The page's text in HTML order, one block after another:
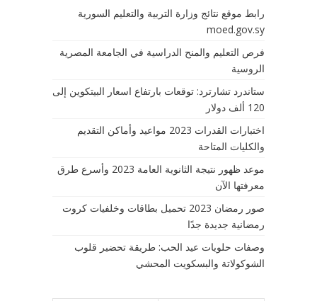
رابط موقع نتائج وزارة التربية والتعليم السورية
moed.gov.sy
فرص التعليم والمنح الدراسية في الجامعة المصرية
الروسية
ستاندرد تشارترد: توقعات بارتفاع اسعار البيتكوين إلى
120 ألف دولار
اختبارات القدرات 2023 مواعيد وأماكن التقديم
والكليات المتاحة
موعد ظهور نتيجة الثانوية العامة 2023 وأسرع طرق
معرفتها الآن
صور رمضان 2023 تحميل بطاقات وخلفيات كروت
رمضانية جديدة جدًا
وصفات حلويات عيد الحب: طريقة تحضير قلوب
الشوكولاتة والبسكويت المحشي